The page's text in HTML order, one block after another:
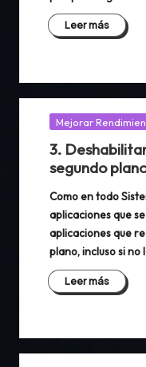
Leer más
Publicada
Mejorar
3.
segundo
Como en todo
aplicaciones que
aplicaciones que
plano, incluso si no
Leer más